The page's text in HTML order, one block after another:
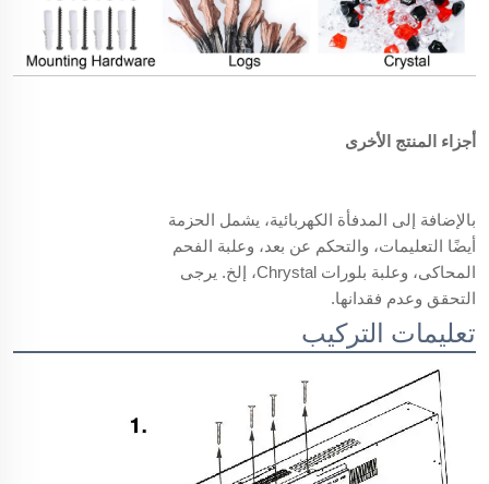
أجزاء المنتج الأخرى
بالإضافة إلى المدفأة الكهربائية، يشمل الحزمة
أيضًا التعليمات، والتحكم عن بعد، وعلبة الفحم
المحاكى، وعلبة بلورات Chrystal، إلخ. يرجى
التحقق وعدم فقدانها.
تعليمات التركيب